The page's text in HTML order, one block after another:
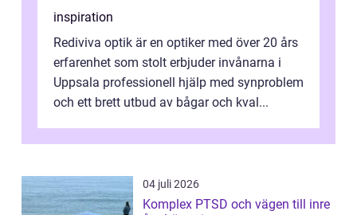
inspiration
Rediviva optik är en optiker med över 20 års
erfarenhet som stolt erbjuder invånarna i
Uppsala professionell hjälp med synproblem
och ett brett utbud av bågar och kval...
04 juli 2026
Komplex PTSD och vägen till inre